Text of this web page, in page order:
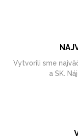
Vytvorili sme
a SK.